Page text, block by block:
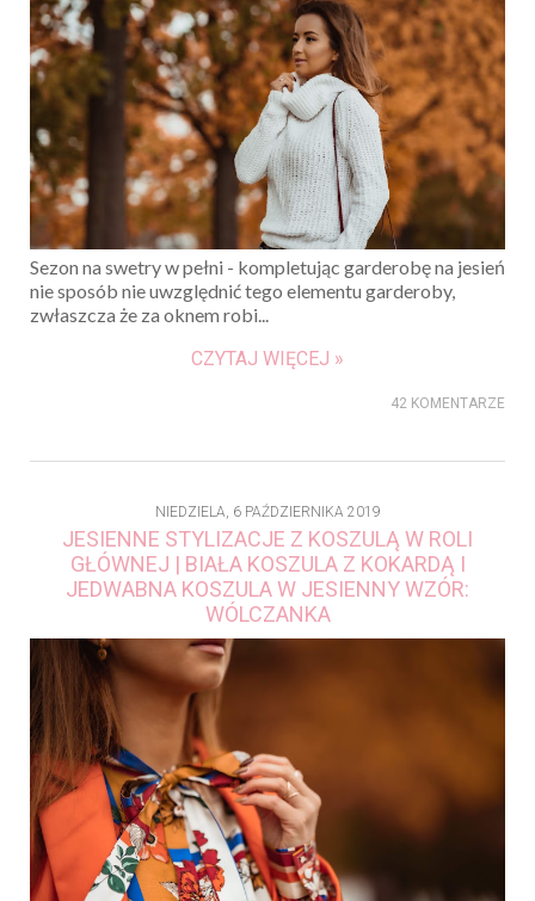
Sezon na swetry w pełni - kompletując garderobę na jesień
nie sposób nie uwzględnić tego elementu garderoby,
zwłaszcza że za oknem robi...
CZYTAJ WIĘCEJ »
42 KOMENTARZE
NIEDZIELA, 6 PAŹDZIERNIKA 2019
JESIENNE STYLIZACJE Z KOSZULĄ W ROLI
GŁÓWNEJ | BIAŁA KOSZULA Z KOKARDĄ I
JEDWABNA KOSZULA W JESIENNY WZÓR:
WÓLCZANKA